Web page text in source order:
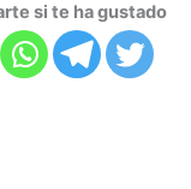
si te ha gustado